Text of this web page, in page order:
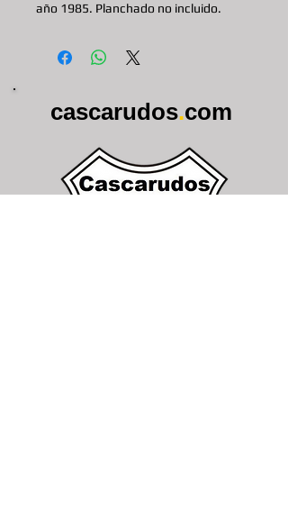
año 1985. Planchado no incluido.
cascarudos.com